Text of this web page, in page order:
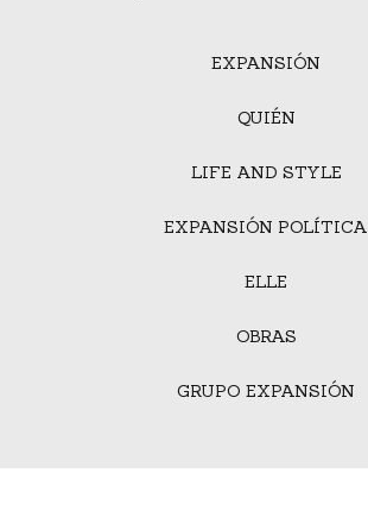
EXPANSIÓN
QUIÉN
LIFE AND STYLE
EXPANSIÓN POLÍTICA
ELLE
OBRAS
GRUPO EXPANSIÓN